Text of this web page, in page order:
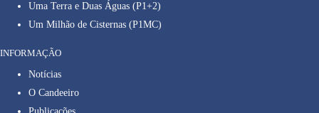
Uma Terra e Duas Águas (P1+2)
Um Milhão de Cisternas (P1MC)
INFORMAÇÃO
Notícias
O Candeeiro